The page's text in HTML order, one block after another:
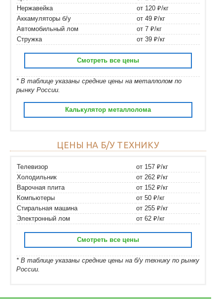
Нержавейка
от 120 ₽/кг
Аккамуляторы б/у
от 49 ₽/кг
Автомобильный лом
от 7 ₽/кг
Стружка
от 39 ₽/кг
Смотреть все цены
* В таблице указаны средние цены на металлолом по
рынку России.
Калькулятор металлолома
ЦЕНЫ НА Б/У ТЕХНИКУ
Телевизор
от 157 ₽/кг
Холодильник
от 262 ₽/кг
Варочная плита
от 152 ₽/кг
Компьютеры
от 50 ₽/кг
Стиральная машина
от 255 ₽/кг
Электронный лом
от 62 ₽/кг
Смотреть все цены
* В таблице указаны средние цены на б/у технику по рынку
России.